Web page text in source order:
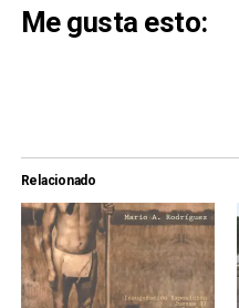
Me gusta esto:
Relacionado